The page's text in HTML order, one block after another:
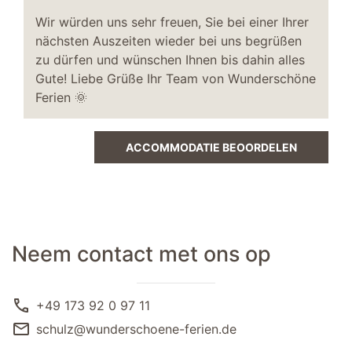
Wir würden uns sehr freuen, Sie bei einer Ihrer
nächsten Auszeiten wieder bei uns begrüßen
zu dürfen und wünschen Ihnen bis dahin alles
Gute! Liebe Grüße Ihr Team von Wunderschöne
Ferien 🌞
ACCOMMODATIE BEOORDELEN
Neem contact met ons op
call +49 173 92 0 97 11
mail schulz@wunderschoene-ferien.de